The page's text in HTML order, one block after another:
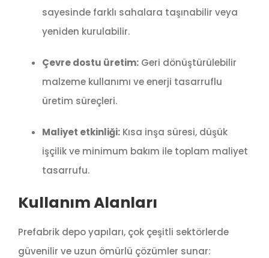
sayesinde farklı sahalara taşınabilir veya
yeniden kurulabilir.
Çevre dostu üretim:Geri dönüştürülebilir
malzeme kullanımı ve enerji tasarruflu
üretim süreçleri.
Maliyet etkinliği:Kısa inşa süresi, düşük
işçilik ve minimum bakım ile toplam maliyet
tasarrufu.
Kullanım Alanları
Prefabrik depo yapıları, çok çeşitli sektörlerde
güvenilir ve uzun ömürlü çözümler sunar: